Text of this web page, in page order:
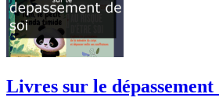
Livres sur le dépassement